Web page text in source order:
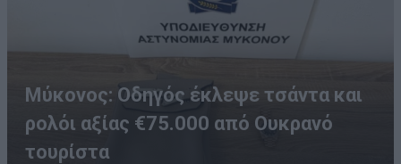
Μύκονος: Οδηγός έκλεψε τσάντα και
ρολόι αξίας €75.000 από Ουκρανό
τουρίστα